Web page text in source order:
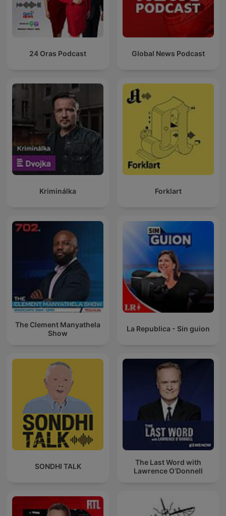
24 Oras Podcast Global News Podcast
Kriminálka Forklart
The Clement Manyathela
Show
La Republica - Sin guion
SONDHI TALK
The Last Word with
Lawrence O’Donnell